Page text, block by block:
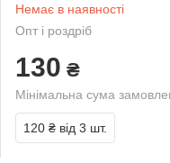
Немає в наявності
Опт і роздріб
130 ₴
Мінімальна сума
120 ₴ від 3 шт.